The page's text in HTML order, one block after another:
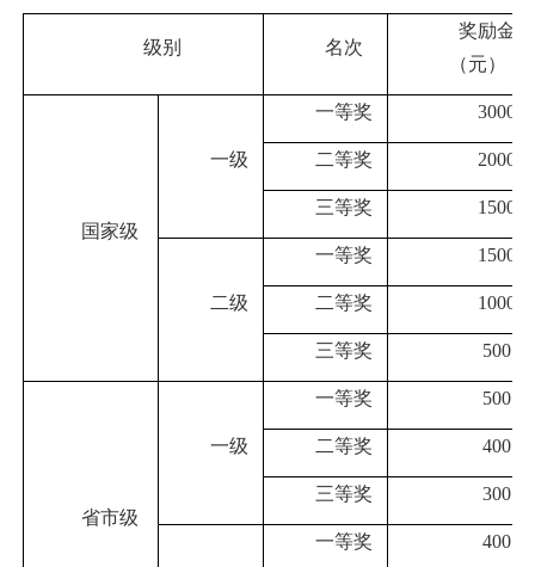
级别 名次
奖励金额
（元）
国家级
一级
一等奖 3000
二等奖 2000
三等奖 1500
二级
一等奖 1500
二等奖 1000
三等奖 500
省市级
一级
一等奖 500
二等奖 400
三等奖 300
一等奖 400